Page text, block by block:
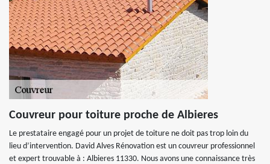
Couvreur pour toiture proche de Albieres
Le prestataire engagé pour un projet de toiture ne doit pas trop loin du
lieu d’intervention. David Alves Rénovation est un couvreur professionnel
et expert trouvable à : Albieres 11330. Nous avons une connaissance très